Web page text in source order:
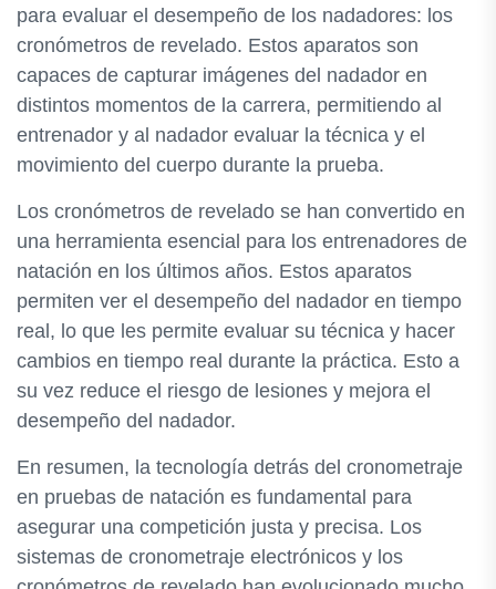
para evaluar el desempeño de los nadadores: los
cronómetros de revelado. Estos aparatos son
capaces de capturar imágenes del nadador en
distintos momentos de la carrera, permitiendo al
entrenador y al nadador evaluar la técnica y el
movimiento del cuerpo durante la prueba.
Los cronómetros de revelado se han convertido en
una herramienta esencial para los entrenadores de
natación en los últimos años. Estos aparatos
permiten ver el desempeño del nadador en tiempo
real, lo que les permite evaluar su técnica y hacer
cambios en tiempo real durante la práctica. Esto a
su vez reduce el riesgo de lesiones y mejora el
desempeño del nadador.
En resumen, la tecnología detrás del cronometraje
en pruebas de natación es fundamental para
asegurar una competición justa y precisa. Los
sistemas de cronometraje electrónicos y los